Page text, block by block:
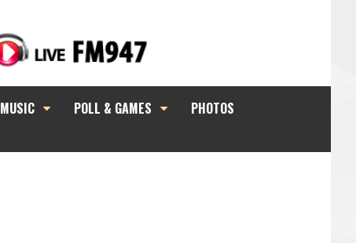
MUSIC POLL & GAMES
PHOTOS